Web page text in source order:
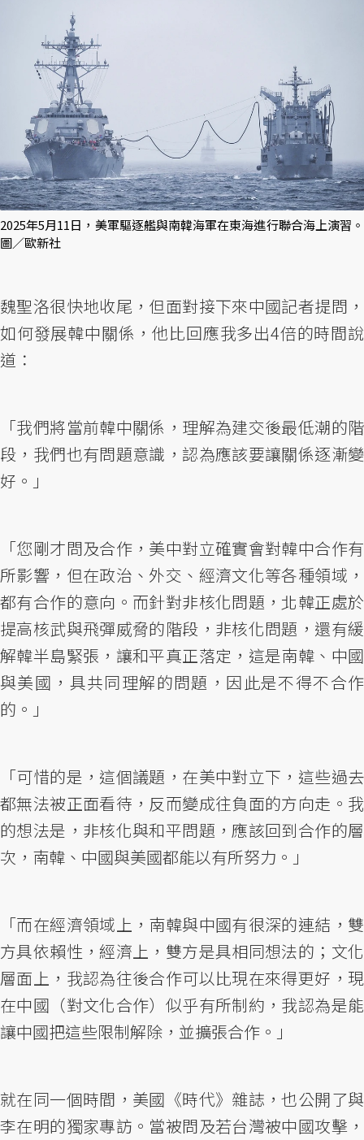
2025年5月11日，美軍驅逐艦與南韓海軍在東海進行聯合海上演習。
圖／歐新社
魏聖洛很快地收尾，但面對接下來中國記者提問，
如何發展韓中關係，他比回應我多出4倍的時間說
道：
「我們將當前韓中關係，理解為建交後最低潮的階
段，我們也有問題意識，認為應該要讓關係逐漸變
好。」
「您剛才問及合作，美中對立確實會對韓中合作有
所影響，但在政治、外交、經濟文化等各種領域，
都有合作的意向。而針對非核化問題，北韓正處於
提高核武與飛彈威脅的階段，非核化問題，還有緩
解韓半島緊張，讓和平真正落定，這是南韓、中國
與美國，具共同理解的問題，因此是不得不合作
的。」
「可惜的是，這個議題，在美中對立下，這些過去
都無法被正面看待，反而變成往負面的方向走。我
的想法是，非核化與和平問題，應該回到合作的層
次，南韓、中國與美國都能以有所努力。」
「而在經濟領域上，南韓與中國有很深的連結，雙
方具依賴性，經濟上，雙方是具相同想法的；文化
層面上，我認為往後合作可以比現在來得更好，現
在中國（對文化合作）似乎有所制約，我認為是能
讓中國把這些限制解除，並擴張合作。」
就在同一個時間，美國《時代》雜誌，也公開了與
李在明的獨家專訪。當被問及若台灣被中國攻擊，